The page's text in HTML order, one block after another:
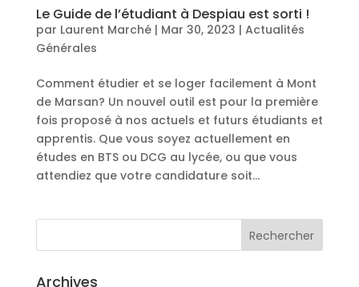
Le Guide de l’étudiant à Despiau est sorti !
par Laurent Marché| Mar 30, 2023 | Actualités
Générales
Comment étudier et se loger facilement à Mont
de Marsan? Un nouvel outil est pour la première
fois proposé à nos actuels et futurs étudiants et
apprentis. Que vous soyez actuellement en
études en BTS ou DCG au lycée, ou que vous
attendiez que votre candidature soit...
Archives